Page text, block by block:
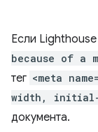
Если
because of a
тег <meta
width, initial-
документа.